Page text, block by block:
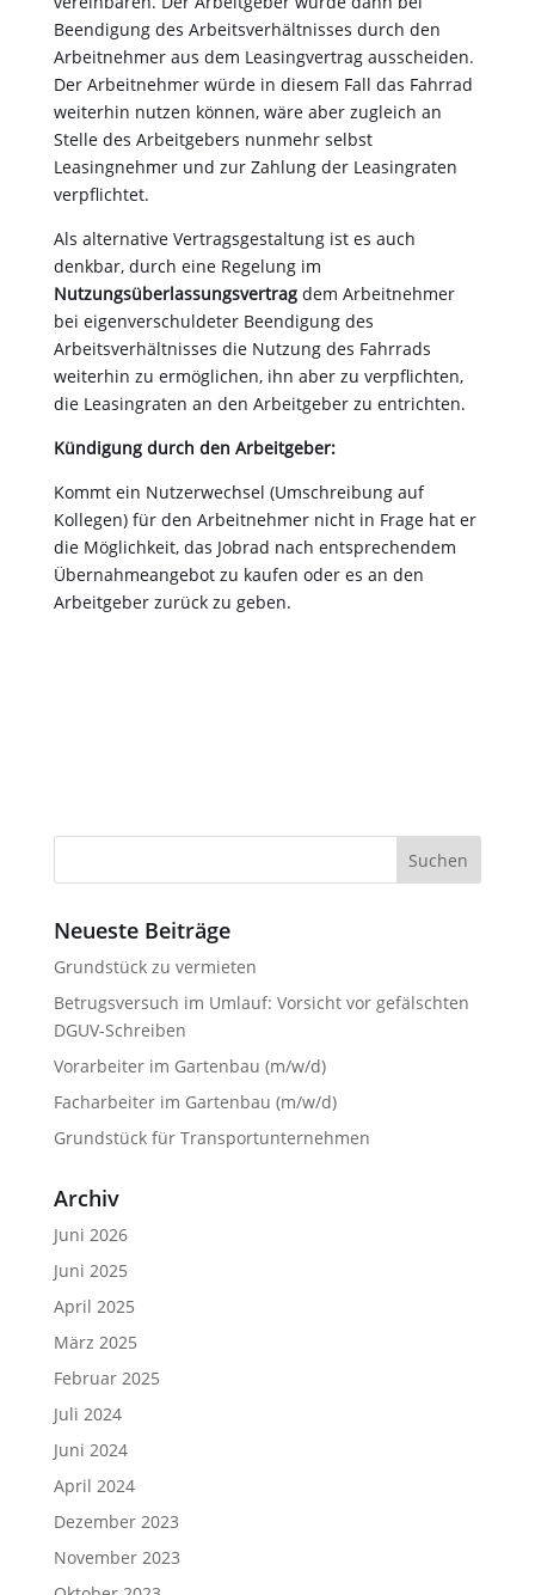
Beendigung des Arbeitsverhältnisses durch den
Arbeitnehmer aus dem Leasingvertrag ausscheiden.
Der Arbeitnehmer würde in diesem Fall das Fahrrad
weiterhin nutzen können, wäre aber zugleich an
Stelle des Arbeitgebers nunmehr selbst
Leasingnehmer und zur Zahlung der Leasingraten
verpflichtet.
Als alternative Vertragsgestaltung ist es auch
denkbar, durch eine Regelung im
Nutzungsüberlassungsvertragdem Arbeitnehmer
bei eigenverschuldeter Beendigung des
Arbeitsverhältnisses die Nutzung des Fahrrads
weiterhin zu ermöglichen, ihn aber zu verpflichten,
die Leasingraten an den Arbeitgeber zu entrichten.
Kündigung durch den Arbeitgeber:
Kommt ein Nutzerwechsel (Umschreibung auf
Kollegen) für den Arbeitnehmer nicht in Frage hat er
die Möglichkeit, das Jobrad nach entsprechendem
Übernahmeangebot zu kaufen oder es an den
Arbeitgeber zurück zu geben.
Suchen
Neueste Beiträge
Grundstück zu vermieten
Betrugsversuch im Umlauf: Vorsicht vor gefälschten
DGUV-Schreiben
Vorarbeiter im Gartenbau (m/w/d)
Facharbeiter im Gartenbau (m/w/d)
Grundstück für Transportunternehmen
Archiv
Juni 2026
Juni 2025
April 2025
März 2025
Februar 2025
Juli 2024
Juni 2024
April 2024
Dezember 2023
November 2023